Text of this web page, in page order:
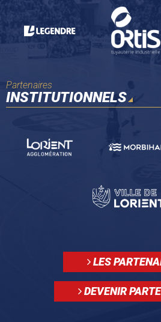
Partenaires
INSTITUTIONNELS
LES
DEVENIR